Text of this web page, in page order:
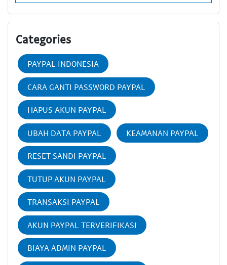
Categories
PAYPAL INDONESIA
CARA GANTI PASSWORD PAYPAL
HAPUS AKUN PAYPAL
UBAH DATA PAYPAL KEAMANAN PAYPAL
RESET SANDI PAYPAL
TUTUP AKUN PAYPAL
TRANSAKSI PAYPAL
AKUN PAYPAL TERVERIFIKASI
BIAYA ADMIN PAYPAL